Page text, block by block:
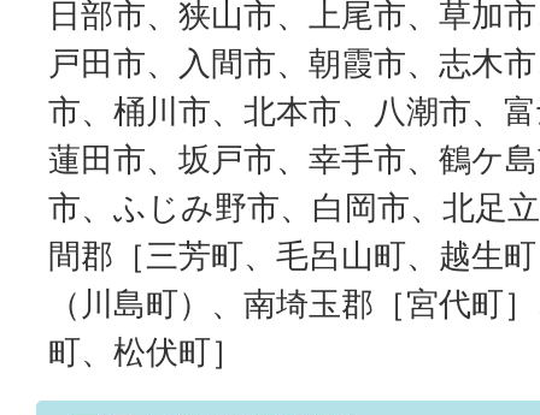
日部市、狭山市、上尾市、草加
戸田市、入間市、朝霞市、志木
市、桶川市、北本市、八潮市、
蓮田市、坂戸市、幸手市、鶴ケ
市、ふじみ野市、白岡市、北足
間郡［三芳町、毛呂山町、越生
（川島町）、南埼玉郡［宮代町
町、松伏町］